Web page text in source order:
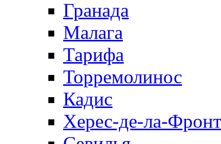
Гранада
Малага
Тарифа
Торремолинос
Кадис
Херес-де-ла-